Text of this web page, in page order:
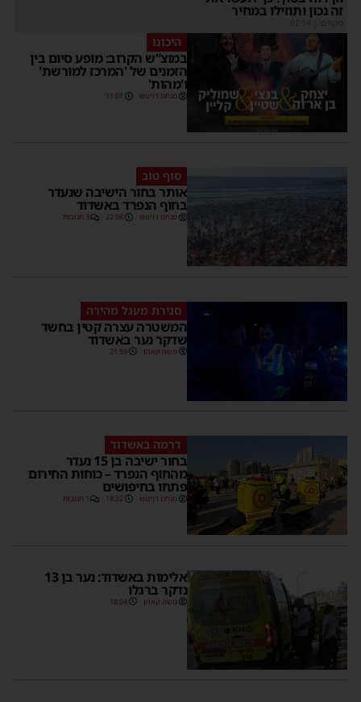
זה נכון ותוזילו במחיר
מקודם
היכונו
במוצ”ש הקרוב: מופע סיום בין
הזמנים של 'המרכז למורשת'
ו'מהות'
מנחם דויטש 11:01
סוף טוב
אותר בחור הישיבה שנעדר
בחוף הנפרד באשדוד
מנחם דויטש 22:08 3 תגובות
סגירת מעגל מהירה
המשטרה עצרה קטין בחשד
שדקר נער באשדוד
משה קאהן 21:59
דרמה באשדוד
בחור ישיבה בן 15 נעדר
מהחוף הנפרד – כוחות החירום
פתחו בחיפושים
מנחם דויטש 18:32 1 תגובות
אלימות באשדוד: נער בן 13
נדקר ברגלו
משה קאהן 18:04